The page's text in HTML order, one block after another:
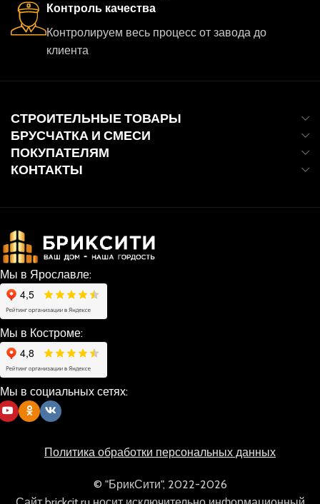
Контроль качества
Контролируем весь процесс от завода до
клиента
СТРОИТЕЛЬНЫЕ ТОВАРЫ
БРУСЧАТКА И СМЕСИ
ПОКУПАТЕЛЯМ
КОНТАКТЫ
Мы в Ярославле:
Мы в Костроме:
Мы в социальных сетях:
Политика обработки персональных данных
© "БрикСити", 2022-2026